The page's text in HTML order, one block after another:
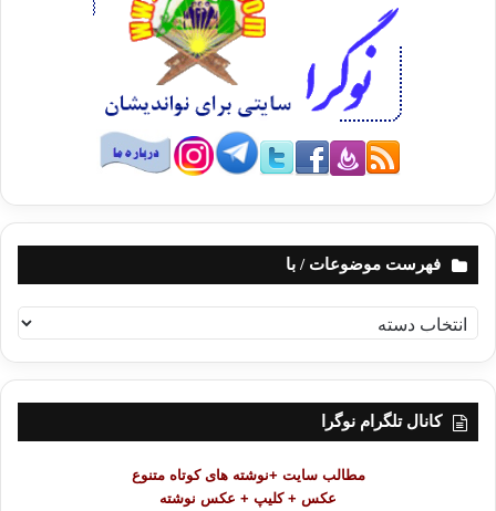
دیگر کارهای یادی باید انجام داد و امیدوارم به بهشت وارد شوم. پرستار هستم و
می دانم که در زندگی بعضی از مریض ها تأثیر داشته ام.هم چنین به دوستانم در
مورد کارهای پزشکی کمک می کنم. معماری هم بلدم هر چند که در ابتدا آن را
کاری بیهوده می دانستم اما ازنظر اسلامی متوجه شدم که راهی برای کمک به
مردم یافته ام.
مهمترین چیزی که از اسلام
به من رسیده است آرامش درونی است. دیگر
عالم است. و من باید زندگی کنم و خداوند مهربان است و بیشتر از وسعت و
توانایی ام از من کار نمیخواهد. هر روز خدا.ند را شکر می کنم که مرا به دین
اسلام هدایت کرده است. سلام ودرود خداوند بر تمام کسانی که این داستان را
—————————–
باومن/مترجم:عبدالعزیز ویسی / انتشارات: نشراحسان/ نوبت چاپ :اول 1381
فهرست موضوعات / با
ه
ر
کانال تلگرام نوگرا
مطالب سایت +نوشته های کوتاه متنوع
عکس + کلیپ + عکس نوشته